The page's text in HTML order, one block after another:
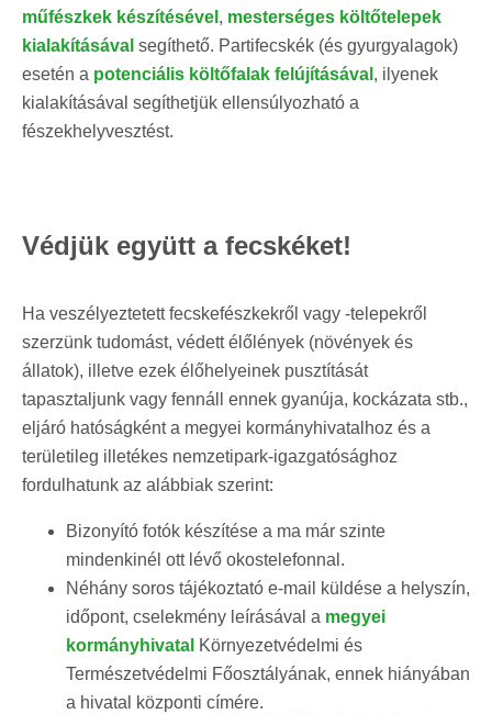
műfészkek készítésével , mesterséges költőtelepek
kialakításával segíthető. Partifecskék (és gyurgyalagok)
esetén a potenciális költőfalak felújításával , ilyenek
kialakításával segíthetjük ellensúlyozható a
fészekhelyvesztést.
Védjük együtt a fecskéket!
Ha veszélyeztetett fecskefészkekről vagy -telepekről
szerzünk tudomást, védett élőlények (növények és
állatok), illetve ezek élőhelyeinek pusztítását
tapasztaljunk vagy fennáll ennek gyanúja, kockázata stb.,
eljáró hatóságként a megyei kormányhivatalhoz és a
területileg illetékes nemzetipark-igazgatósághoz
fordulhatunk az alábbiak szerint:
Bizonyító fotók készítése a ma már szinte
mindenkinél ott lévő okostelefonnal.
Néhány soros tájékoztató e-mail küldése a helyszín,
időpont, cselekmény leírásával a megyei
kormányhivatal Környezetvédelmi és
Természetvédelmi Főosztályának, ennek hiányában
a hivatal központi címére.